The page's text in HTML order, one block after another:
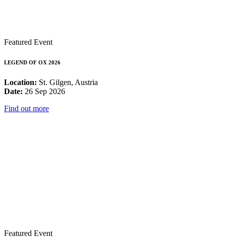
Featured Event
LEGEND OF OX 2026
Location: St. Gilgen, Austria
Date: 26 Sep 2026
Find out more
Featured Event